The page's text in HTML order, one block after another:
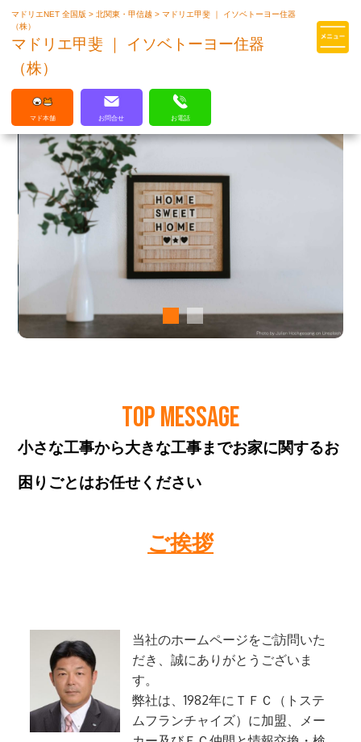
マドリエはLIXILの厳しい基準を
マドリエNET 全国版>北関東・甲信越>マドリエ甲斐 ｜ イソベトーヨー住器
（株）
マドリエ甲斐 ｜ イソベトーヨー住器
（株）
マド本舗 お問合せ お電話
TOP MESSAGE
小さな工事から大きな工事までお家に関するお
困りごとはお任せください
ご挨拶